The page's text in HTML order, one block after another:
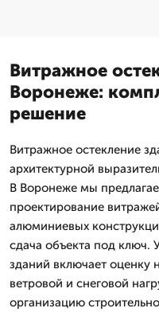
Витражное
Воронеже:
решение
Витражное остекление
архитектурной
В Воронеже мы
проектирование
алюминиевых
сдача объекта под ключ.
зданий включает оценку
ветровой и снеговой
организацию